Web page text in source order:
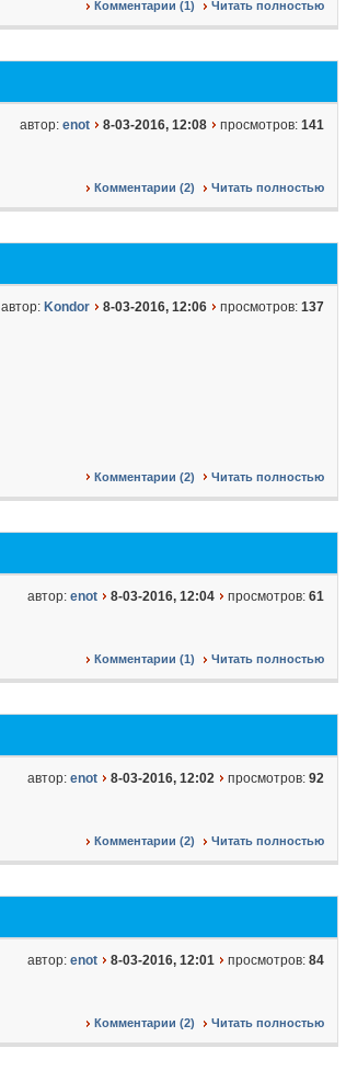
Комментарии (1) Читать полностью
автор: enot 8-03-2016, 12:08 просмотров: 141
Комментарии (2) Читать полностью
автор: Kondor 8-03-2016, 12:06 просмотров: 137
Комментарии (2) Читать полностью
автор: enot 8-03-2016, 12:04 просмотров: 61
Комментарии (1) Читать полностью
автор: enot 8-03-2016, 12:02 просмотров: 92
Комментарии (2) Читать полностью
автор: enot 8-03-2016, 12:01 просмотров: 84
Комментарии (2) Читать полностью